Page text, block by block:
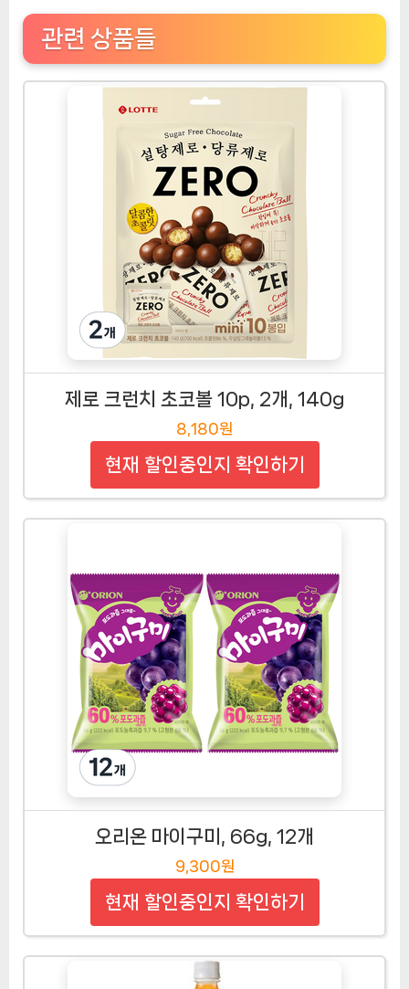
관련 상품들
제로 크런치 초코볼 10p, 2개, 140g
8,180원
현재 할인중인지 확인하기
오리온 마이구미, 66g, 12개
9,300원
현재 할인중인지 확인하기